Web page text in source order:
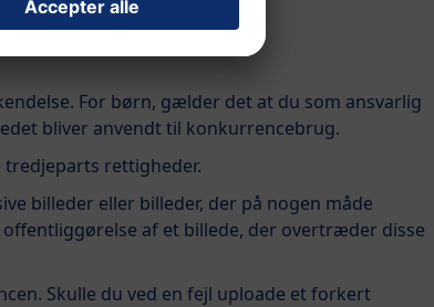
For børn, gælder det at du som ansvarlig
bliver anvendt til konkurrencebrug.
rettigheder.
billeder eller billeder, der på nogen måde
af et billede, der overtræder disse
Skulle du ved en fejl uploade et forkert